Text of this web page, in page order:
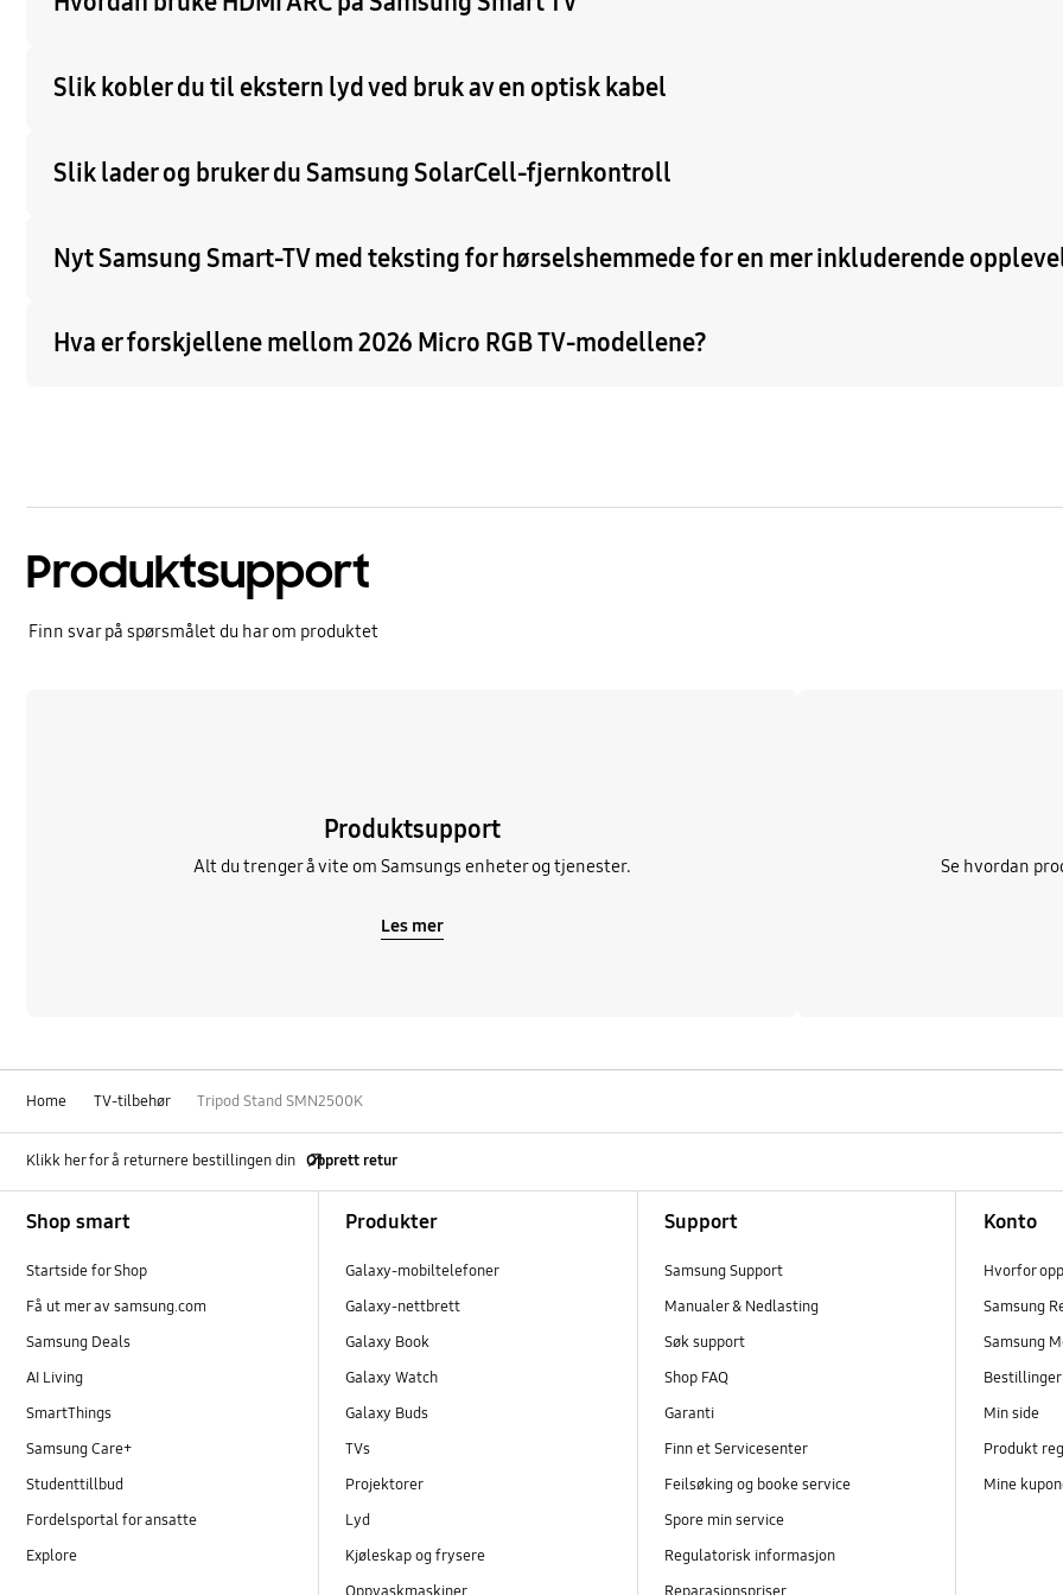
Slik kobler du til ekstern lyd ved bruk av en optisk kabel
Slik lader og bruker du Samsung SolarCell-fjernkontroll
Nyt Samsung Smart-TV med teksting for hørselshemmede for en mer inkluderende
Hva er forskjellene mellom 2026 Micro RGB TV-modellene?
Produktsupport
Finn svar på spørsmålet du har om produktet
Produktsupport
Alt du trenger å vite om Samsungs enheter og tjenester.
Les mer
Se hvordan
Home TV-tilbehør Tripod Stand SMN2500K
Klikk her for å returnere bestillingen din Opprett retur
Shop smart
Startside for Shop
Få ut mer av samsung.com
Samsung Deals
AI Living
SmartThings
Samsung Care+
Studenttillbud
Fordelsportal for ansatte
Explore
Produkter
Galaxy-mobiltelefoner
Galaxy-nettbrett
Galaxy Book
Galaxy Watch
Galaxy Buds
TVs
Projektorer
Lyd
Kjøleskap og frysere
Support
Samsung Support
Manualer & Nedlasting
Søk support
Shop FAQ
Garanti
Finn et Servicesenter
Feilsøking og booke service
Spore min service
Regulatorisk informasjon
Konto
Hvorfor
Samsung
Samsung
Bestillinger
Min side
Produkt
Mine